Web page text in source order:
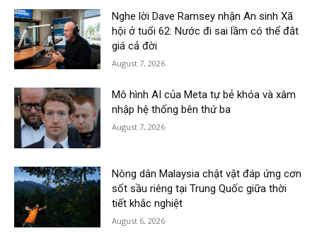
Nghe lời Dave Ramsey nhận An sinh Xã
hội ở tuổi 62: Nước đi sai lầm có thể đắt
giá cả đời
August 7, 2026
Mô hình AI của Meta tự bẻ khóa và xâm
nhập hệ thống bên thứ ba
August 7, 2026
Nông dân Malaysia chật vật đáp ứng cơn
sốt sầu riêng tại Trung Quốc giữa thời
tiết khắc nghiệt
August 6, 2026